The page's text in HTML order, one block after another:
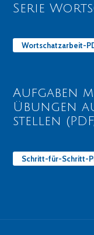
Serie
Wortschatzarbeit-
Aufgaben
Übungen
stellen (PDF,
Schritt-für-Schritt-